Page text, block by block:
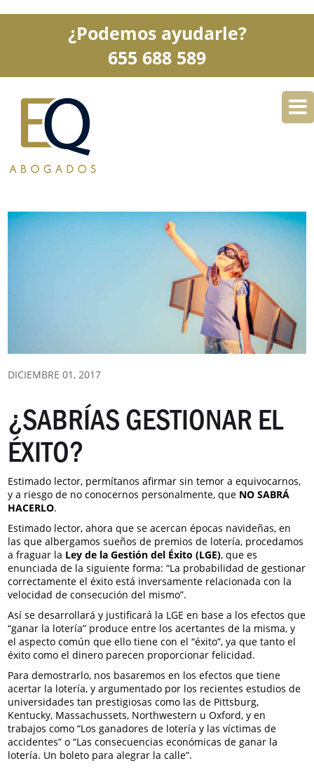
¿Podemos ayudarle?
655 688 589
SERVICIOS
BLOG CONTACTO
DICIEMBRE 01, 2017
¿SABRÍAS GESTIONAR EL
ÉXITO?
Estimado lector, permítanos afirmar sin temor a equivocarnos,
y a riesgo de no conocernos personalmente, que NO SABRÁ
HACERLO.
Estimado lector, ahora que se acercan épocas navideñas, en
las que albergamos sueños de premios de lotería, procedamos
a fraguar la Ley de la Gestión del Éxito (LGE), que es
enunciada de la siguiente forma: “La probabilidad de gestionar
correctamente el éxito está inversamente relacionada con la
velocidad de consecución del mismo”.
Así se desarrollará y justificará la LGE en base a los efectos que
“ganar la lotería” produce entre los acertantes de la misma, y
el aspecto común que ello tiene con el “éxito”, ya que tanto el
éxito como el dinero parecen proporcionar felicidad.
Para demostrarlo, nos basaremos en los efectos que tiene
acertar la lotería, y argumentado por los recientes estudios de
universidades tan prestigiosas como las de Pittsburg,
Kentucky, Massachussets, Northwestern u Oxford, y en
trabajos como “Los ganadores de lotería y las víctimas de
accidentes” o “Las consecuencias económicas de ganar la
lotería. Un boleto para alegrar la calle”.